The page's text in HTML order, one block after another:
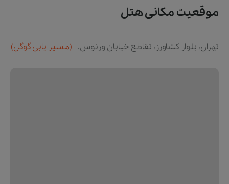
موقعیت مکانی هتل
تهران، بلوار کشاورز، تقاطع خیابان ورنوس. (مسیر یابی گوگل)